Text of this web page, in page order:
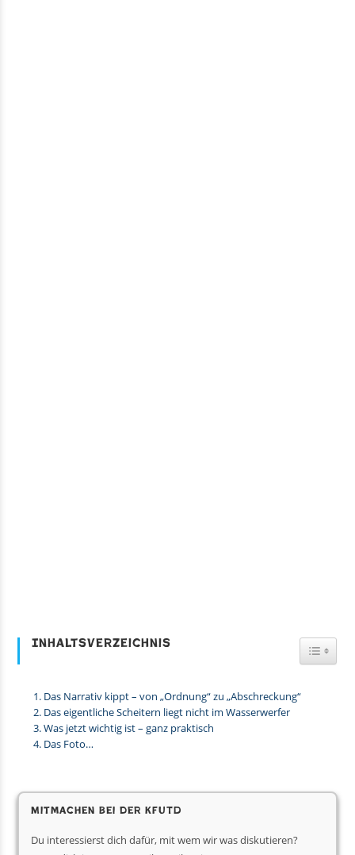
Inhaltsverzeichnis
Das Narrativ kippt – von „Ordnung“ zu „Abschreckung“
Das eigentliche Scheitern liegt nicht im Wasserwerfer
Was jetzt wichtig ist – ganz praktisch
Das Foto…
Mitmachen bei der KfUTD
Du interessierst dich dafür, mit wem wir was diskutieren?